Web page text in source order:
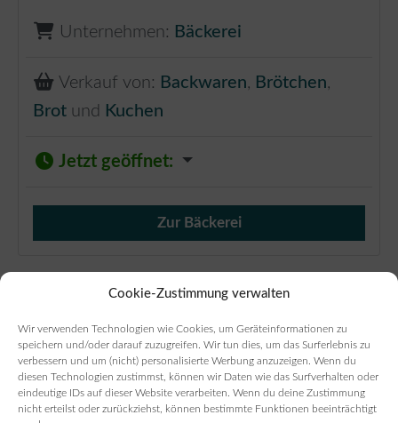
Cookie-Zustimmung verwalten
Wir verwenden Technologien wie Cookies, um Geräteinformationen zu
speichern und/oder darauf zuzugreifen. Wir tun dies, um das Surferlebnis zu
verbessern und um (nicht) personalisierte Werbung anzuzeigen. Wenn du
diesen Technologien zustimmst, können wir Daten wie das Surfverhalten oder
eindeutige IDs auf dieser Website verarbeiten. Wenn du deine Zustimmung
nicht erteilst oder zurückziehst, können bestimmte Funktionen beeinträchtigt
Unternehmen: Bäckerei
Verkauf von: Backwaren, Brötchen,
Brot und Kuchen
Jetzt geöffnet:
Verkauf von Brötchen,
Zur Bäckerei